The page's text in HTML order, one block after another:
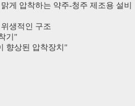
게 압착하는 약주-청주 제조용 설비
생적인 구조
기"
향상된 압착장치"